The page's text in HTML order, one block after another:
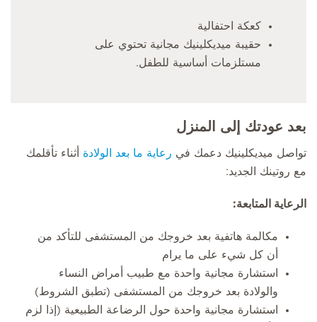
كعكة احتفالية
حقيبة ميديكلينيك مجانية تحتوي على
مستلزمات أساسية للطفل.
بعد عودتك إلى المنزل
تواصل ميديكلينيك دعمك في رعاية ما بعد الولادة أثناء تأقلمك
مع روتينك الجديد:
الرعاية المتابعة:
مكالمة هاتفية بعد خروجك من المستشفى للتأكد من
أن كل شيء على ما يرام
استشارة مجانية واحدة مع طبيب أمراض النساء
والولادة بعد خروجك من المستشفى (تطبق الشروط)
استشارة مجانية واحدة حول الرضاعة الطبيعية (إذا لزم